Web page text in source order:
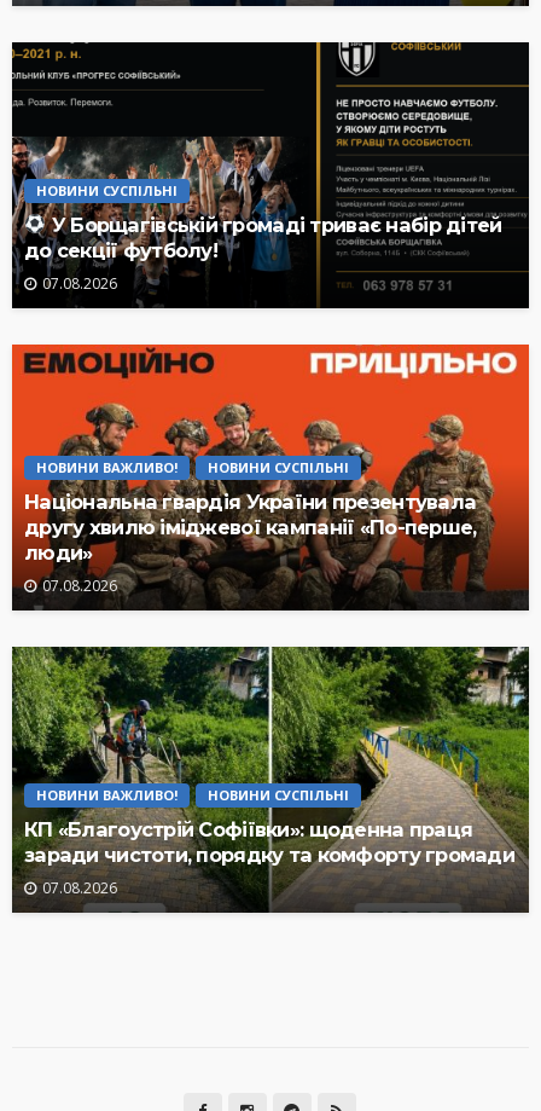
НОВИНИ СУСПІЛЬНІ
У Борщагівській громаді триває набір дітей
до секції футболу!
07.08.2026
НОВИНИ ВАЖЛИВО! НОВИНИ СУСПІЛЬНІ
Національна гвардія України презентувала
другу хвилю іміджевої кампанії «По-перше,
люди»
07.08.2026
НОВИНИ ВАЖЛИВО! НОВИНИ СУСПІЛЬНІ
КП «Благоустрій Софіївки»: щоденна праця
заради чистоти, порядку та комфорту громади
07.08.2026